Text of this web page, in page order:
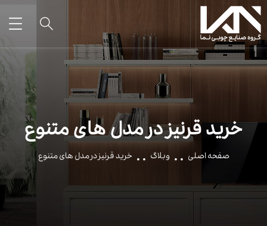
خرید قرنیز در مدل های متنوع
صفحه اصلی وبلاگ خرید قرنیز در مدل های متنوع